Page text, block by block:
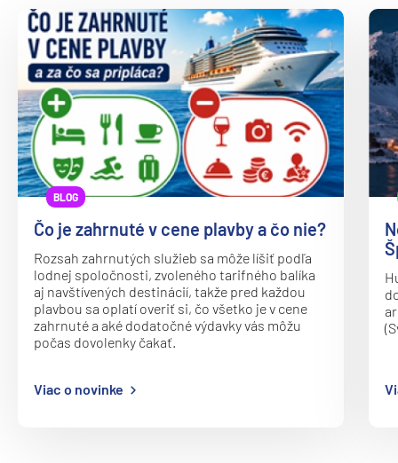
Oceania Riviera
Oceania Sirena
Oceania Vista
P&O
Arcadia
Arvia
Aurora
Azura
Britannia
Iona
Ventura
Paul Gauguin Cruises
BLOG
Čo je zahrnuté v cene plavby a čo nie?
Rozsah zahrnutých služieb sa môže líšiť podľa
lodnej spoločnosti, zvoleného tarifného balíka
aj navštívených destinácií, takže pred každou
plavbou sa oplatí overiť si, čo všetko je v cene
zahrnuté a aké dodatočné výdavky vás môžu
počas dovolenky čakať.
Viac o novinke